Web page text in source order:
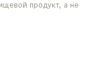
продукт, а не